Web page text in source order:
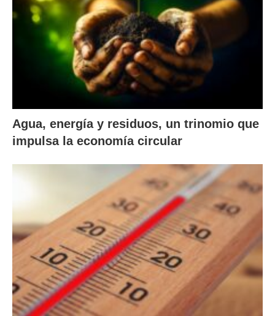
Agua, energía y residuos, un trinomio que
impulsa la economía circular